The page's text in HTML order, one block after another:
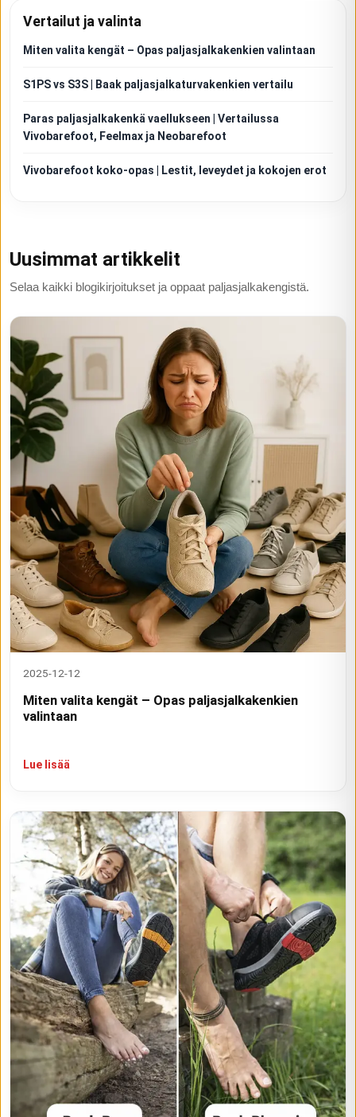
Vertailut ja valinta
Miten valita kengät – Opas paljasjalkakenkien valintaan
S1PS vs S3S | Baak paljasjalkaturvakenkien vertailu
Paras paljasjalkakenkä vaellukseen | Vertailussa
Vivobarefoot, Feelmax ja Neobarefoot
Vivobarefoot koko-opas | Lestit, leveydet ja kokojen erot
Uusimmat artikkelit
Selaa kaikki blogikirjoitukset ja oppaat paljasjalkakengistä.
2025-12-12
Miten valita kengät – Opas paljasjalkakenkien
valintaan
Lue lisää